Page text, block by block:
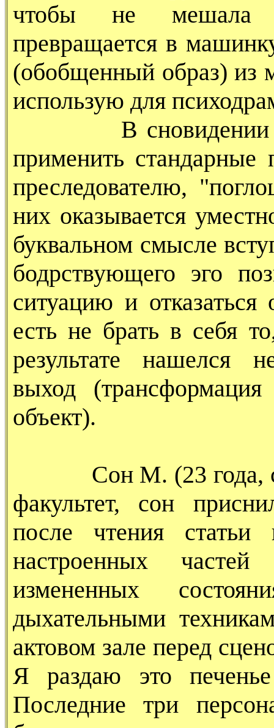
чтобы не мешала
превращается в
(обобщенный образ) из
использую для
В сновидении X.
применить
преследователю,
них оказывается
буквальном смысле
бодрствующего эго
ситуацию и
есть не брать в себя
результате нашелся
выход
объект).
Сон М. (23 года,
факультет, сон
после чтения статьи
настроенных
измененных
дыхательными
актовом зале перед
Я раздаю это
Последние три